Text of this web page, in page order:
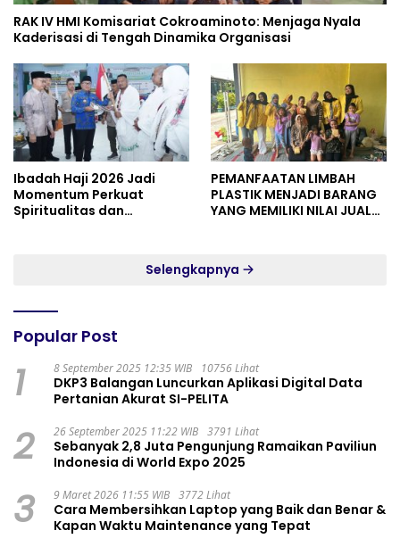
RAK IV HMI Komisariat Cokroaminoto: Menjaga Nyala
Kaderisasi di Tengah Dinamika Organisasi
Ibadah Haji 2026 Jadi
Momentum Perkuat
Spiritualitas dan
PEMANFAATAN LIMBAH
PLASTIK MENJADI BARANG
YANG MEMILIKI NILAI JUAL
Selengkapnya
Popular Post
1 8 September 2025 12:35 WIB 10756 Lihat
DKP3 Balangan Luncurkan Aplikasi Digital Data
Pertanian Akurat SI-PELITA
2 26 September 2025 11:22 WIB 3791 Lihat
Sebanyak 2,8 Juta Pengunjung Ramaikan Paviliun
Indonesia di World Expo 2025
3 9 Maret 2026 11:55 WIB 3772 Lihat
Cara Membersihkan Laptop yang Baik dan Benar &
Kapan Waktu Maintenance yang Tepat